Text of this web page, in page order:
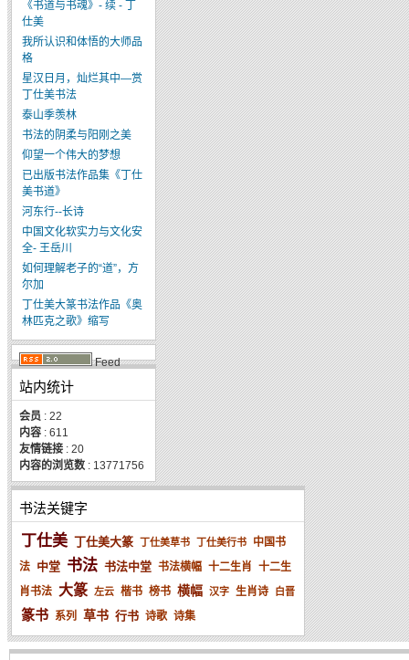
《书道与书魂》- 续 - 丁
仕美
我所认识和体悟的大师品
格
星汉日月，灿烂其中—赏
丁仕美书法
泰山季羡林
书法的阴柔与阳刚之美
仰望一个伟大的梦想
已出版书法作品集《丁仕
美书道》
河东行--长诗
中国文化软实力与文化安
全- 王岳川
如何理解老子的“道”，方
尔加
丁仕美大篆书法作品《奥
林匹克之歌》缩写
Feed
站内统计
会员 : 22
内容 : 611
友情链接 : 20
内容的浏览数 : 13771756
书法关键字
丁仕美 丁仕美大篆 丁仕美草书 丁仕美行书
中国书
法 中堂 书法 书法中堂 书法横幅 十二生肖 十二生
肖书法 大篆 左云 楷书 榜书 横幅 汉字 生肖诗 白晋
篆书 系列 草书 行书 诗歌 诗集